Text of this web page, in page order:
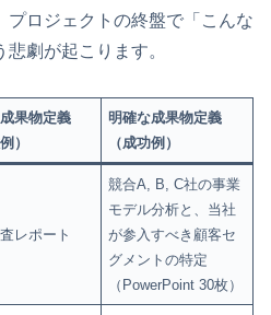
プロジェクトの終盤で「こんな
劇が起こります。
果物定義
）
明確な成果物定義
（成功例）
レポート
競合A, B, C社の事業
モデル分析と、当社
が参入すべき顧客セ
グメントの特定
（PowerPoint 30枚）